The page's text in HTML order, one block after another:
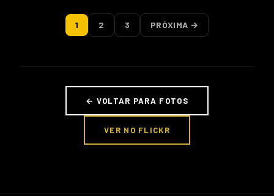
1 2 3 PRÓXIMA →
← VOLTAR PARA FOTOS
VER NO FLICKR